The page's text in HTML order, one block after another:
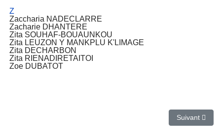
Z
Zaccharia NADECLARRE
Zacharie DHANTERE
Zita SOUHAF-BOUAUNKOU
Zita LEUZON Y MANKPLU K'LIMAGE
Zita DECHARBON
Zita RIENADIRETAITOI
Zoe DUBATOT
Article
Suivant